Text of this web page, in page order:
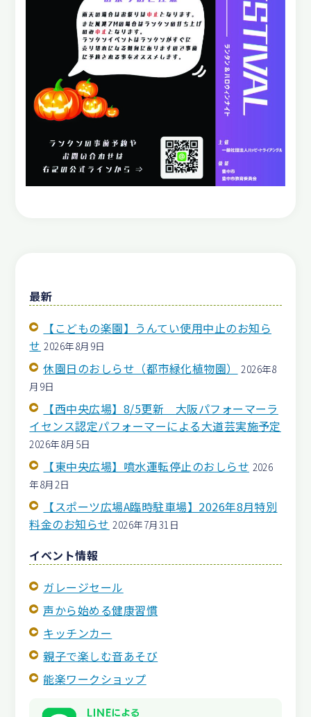
最新
【こどもの楽園】うんてい使用中止のお知ら
せ 2026年8月9日
休園日のおしらせ（都市緑化植物園）
2026年8
月9日
【西中央広場】8/5更新 大阪パフォーマーラ
イセンス認定パフォーマーによる大道芸実施予定
2026年8月5日
【東中央広場】噴水運転停止のおしらせ 2026
年8月2日
【スポーツ広場A臨時駐車場】2026年8月特別
料金のお知らせ 2026年7月31日
イベント情報
ガレージセール
声から始める健康習慣
キッチンカー
親子で楽しむ音あそび
能楽ワークショップ